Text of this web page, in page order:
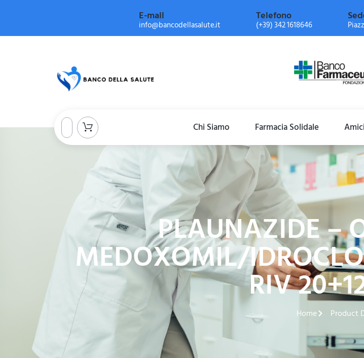
E-mail
info@bancodellasalute.it
Telefono
(+39) 342 1618646
Chi Siamo Farmacia Solidale
PLAUNAZIDE –
MEDOXOMIL/
RIV
Home Product